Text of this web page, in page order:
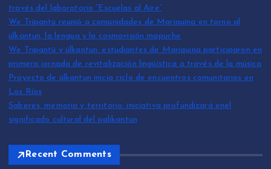
través del laboratorio “Escuelas al Aire”
We Tripantü reunió a comunidades de Mariquina en torno al
ülkantun, la lengua y la cosmovisión mapuche
We Tripantü y ülkantun: estudiantes de Mariquina participaron en
primera jornada de revitalización lingüística a través de la música
Proyecto de ülkantun inicia ciclo de encuentros comunitarios en
Los Ríos
Saberes, memoria y territorio: iniciativa profundizará enel
significado cultural del palikantun
Recent Comments